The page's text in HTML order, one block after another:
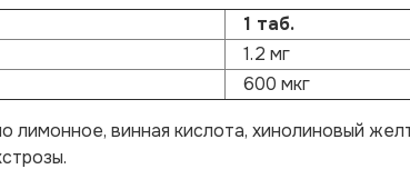
1 таб.
1.2 мг
600 мкг
лимонное, винная кислота, хинолиновый